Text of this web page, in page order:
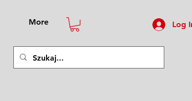
More Log